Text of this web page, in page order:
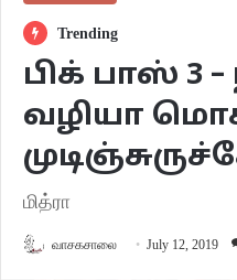
Trending
பிக் பாஸ் 3 –
வழியா
மித்ரா
வாசகசாலை July 12, 2019